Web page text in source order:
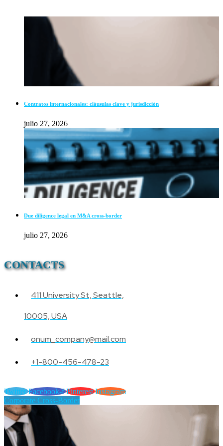
Contratos internacionales: cláusulas clave y jurisdicción
julio 27, 2026
Due diligence legal en M&A cross-border
julio 27, 2026
CONTACTS
411 University St, Seattle,
10005, USA
onum_company@mail.com
+1-800-456-478-23
Twitter Facebook-f Pinterest Instagram
Corporate Cross-Border